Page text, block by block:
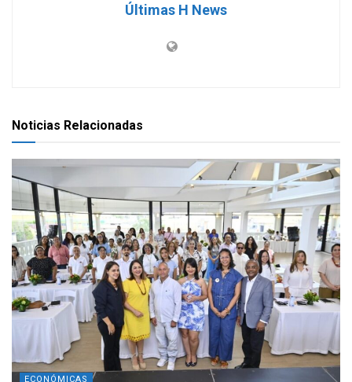
Últimas H News
Noticias Relacionadas
ECONÓMICAS